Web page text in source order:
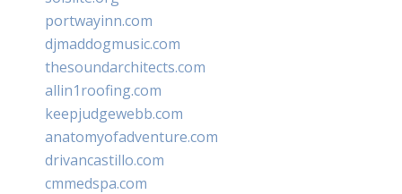
portwayinn.com
djmaddogmusic.com
thesoundarchitects.com
allin1roofing.com
keepjudgewebb.com
anatomyofadventure.com
drivancastillo.com
cmmedspa.com